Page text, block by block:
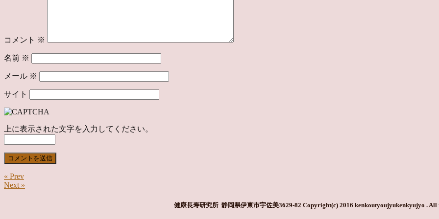
コメント ※
名前 ※
メール ※
サイト
上に表示された文字を入力してください。
« Prev
Next »
健康長寿研究所 静岡県伊東市宇佐美3629-82 Copyright(c) 2016 kenkoutyoujyukenkyujyo . All